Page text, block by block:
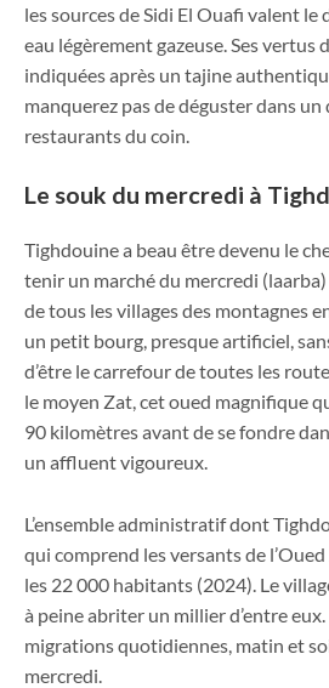
les sources de Sidi El Ouafi valent
eau légèrement gazeuse. Ses
indiquées après un tajine
manquerez pas de déguster dans
restaurants du coin.
Le souk du mercredi à
Tighdouine a beau être devenu le
tenir un marché du mercredi
de tous les villages des montagnes
un petit bourg, presque artificiel,
d’être le carrefour de toutes les
le moyen Zat, cet oued magnifique
90 kilomètres avant de se fondre
un affluent vigoureux.
L’ensemble administratif dont
qui comprend les versants de
les 22 000 habitants (2024). Le
à peine abriter un millier d’entre
migrations quotidiennes, matin et
mercredi.